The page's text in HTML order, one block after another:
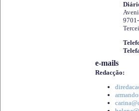
e-mails
Redacção: